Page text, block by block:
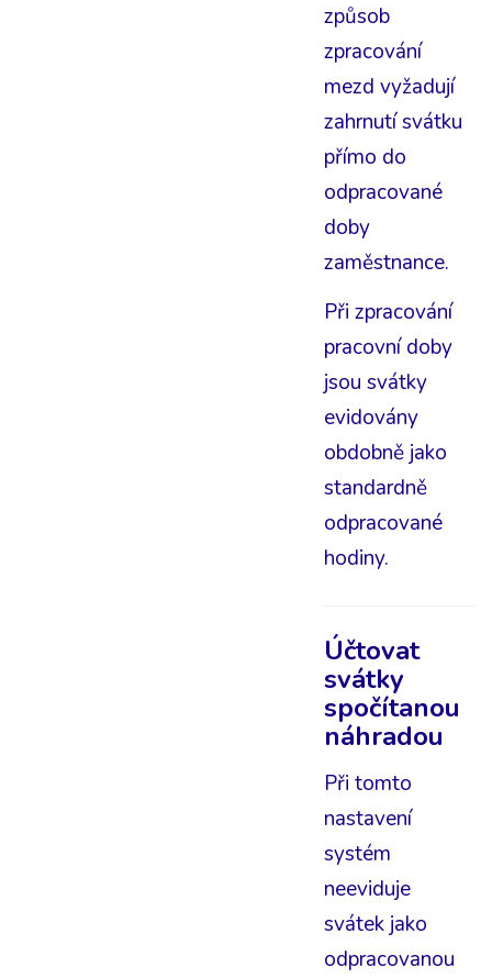
způsob
zpracování
mezd vyžadují
zahrnutí svátku
přímo do
odpracované
doby
zaměstnance.
Při zpracování
pracovní doby
jsou svátky
evidovány
obdobně jako
standardně
odpracované
hodiny.
Účtovat
svátky
spočítanou
náhradou
Při tomto
nastavení
systém
neeviduje
svátek jako
odpracovanou